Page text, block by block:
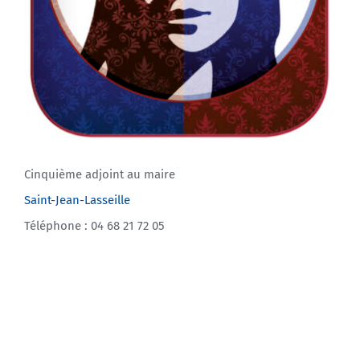
Cinquième adjoint au maire
Saint-Jean-Lasseille
Téléphone : 04 68 21 72 05